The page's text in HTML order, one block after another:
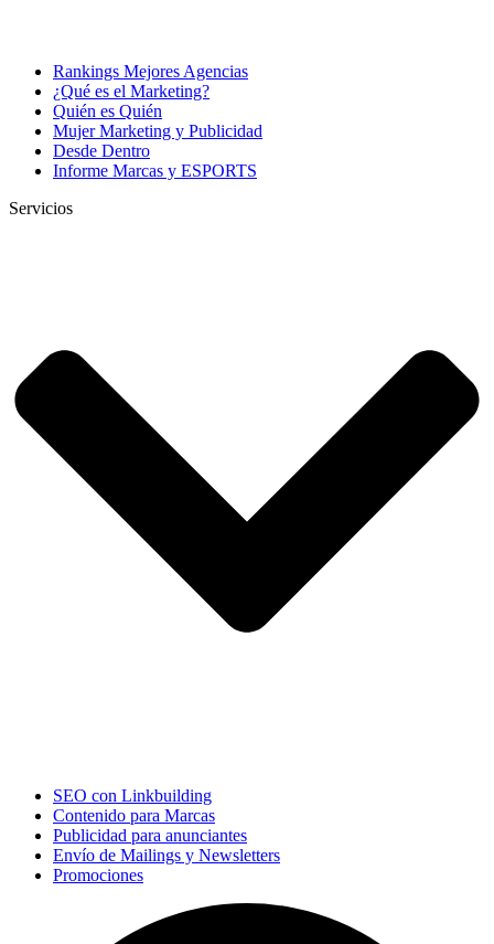
Rankings Mejores Agencias
¿Qué es el Marketing?
Quién es Quién
Mujer Marketing y Publicidad
Desde Dentro
Informe Marcas y ESPORTS
Servicios
SEO con Linkbuilding
Contenido para Marcas
Publicidad para anunciantes
Envío de Mailings y Newsletters
Promociones